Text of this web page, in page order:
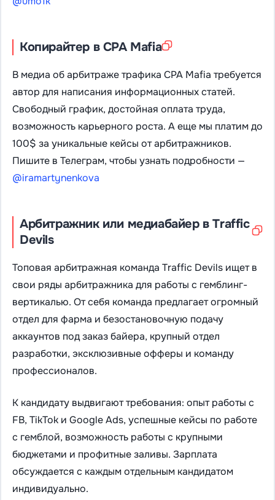
Копирайтер в CPA Mafia
В медиа об арбитраже трафика CPA Mafia требуется
автор для написания информационных статей.
Свободный график, достойная оплата труда,
возможность карьерного роста. А еще мы платим до
100$ за уникальные кейсы от арбитражников.
Пишите в Телеграм, чтобы узнать подробности —
@iramartynenkova
Арбитражник или медиабайер в Traffic
Devils
Топовая арбитражная команда Traffic Devils ищет в
свои ряды арбитражника для работы с гемблинг-
вертикалью. От себя команда предлагает огромный
отдел для фарма и безостановочную подачу
аккаунтов под заказ байера, крупный отдел
разработки, эксклюзивные офферы и команду
профессионалов.
К кандидату выдвигают требования: опыт работы с
FB, TikTok и Google Ads, успешные кейсы по работе
с гемблой, возможность работы с крупными
бюджетами и профитные заливы. Зарплата
обсуждается с каждым отдельным кандидатом
индивидуально.